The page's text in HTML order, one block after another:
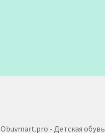
Obuvmart.pro - Детская обувь